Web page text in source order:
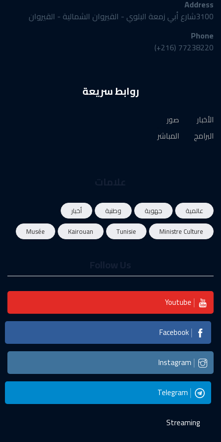
Address
3100شارع أبي زمعة البلوي - القيروان الشمالية - القيروان
Phone
77238220 (216+)
روابط سريعة
الأخبار
البرامج
صور
المباشر
عالمية جهوية وطنية
أخبار
Ministre Culture
Tunisie
Kairouan
Musée
Youtube
Facebook
Instagram
Telegram
Streaming